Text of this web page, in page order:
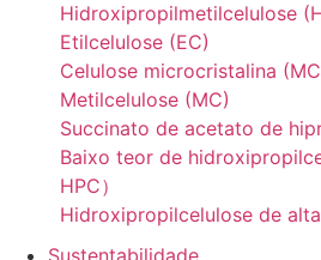
Hidroxipropilmetilcelulose
Etilcelulose (EC)
Celulose microcristalina
Metilcelulose (MC)
Succinato de acetato de
Baixo teor de
HPC）
Hidroxipropilcelulose de
Sustentabilidade